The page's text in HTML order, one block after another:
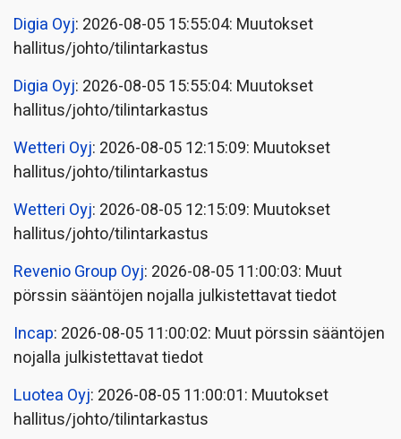
Digia Oyj: 2026-08-05 15:55:04: Muutokset
hallitus/johto/tilintarkastus
Digia Oyj: 2026-08-05 15:55:04: Muutokset
hallitus/johto/tilintarkastus
Wetteri Oyj: 2026-08-05 12:15:09: Muutokset
hallitus/johto/tilintarkastus
Wetteri Oyj: 2026-08-05 12:15:09: Muutokset
hallitus/johto/tilintarkastus
Revenio Group Oyj: 2026-08-05 11:00:03: Muut
pörssin sääntöjen nojalla julkistettavat tiedot
Incap: 2026-08-05 11:00:02: Muut pörssin sääntöjen
nojalla julkistettavat tiedot
Luotea Oyj: 2026-08-05 11:00:01: Muutokset
hallitus/johto/tilintarkastus